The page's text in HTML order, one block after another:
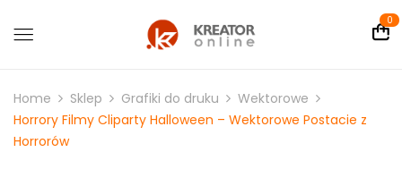
0
Home Sklep Grafiki do druku
Wektorowe
Horrory Filmy Cliparty Halloween – Wektorowe Postacie z
Horrorów